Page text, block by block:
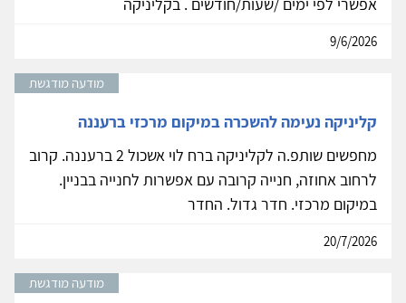
אפשרי לפי ימים /שעות/חודשים . בקליניקה
9/6/2026
מודעה מודגשת
קליניקה נעימה להשכרה במיקום מרכזי ברעננה
מחפשים שותפ.ה לקליניקה ברח לוי אשכול 2 ברעננה. קרוב
לרחוב אחוזה, חנייה קרובה עם אפשרות לחנייה בבניין.
במיקום מרכזי. חדר גדול. החדר
20/7/2026
מודעה מודגשת